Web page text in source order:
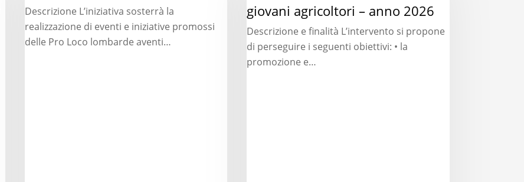
Descrizione L’iniziativa sosterrà la
realizzazione di eventi e iniziative promossi
delle Pro Loco lombarde aventi…
giovani
agricoltori
–
anno
giovani agricoltori – anno 2026
Descrizione e finalità L’intervento si propone
di perseguire i seguenti obiettivi: • la
promozione e…